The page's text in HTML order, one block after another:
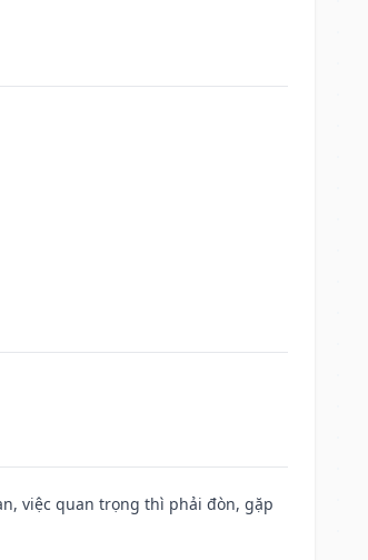
việc quan trọng thì phải đòn, gặp